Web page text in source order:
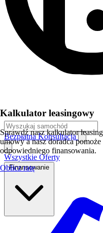
Bezpłatna Konsultacja
Wszystkie Oferty
Finansowanie
Kalkulator leasingowy
Sprawdź nasz kalkulator
umowy a nasz doradca
odpowiedniego finansowania.
Oblicz ratę